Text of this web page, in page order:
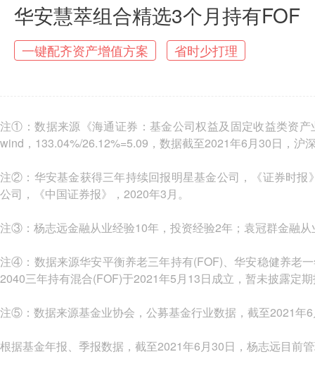
华安慧萃组合精选3个月持有FOF
一键配齐资产增值方案 省时少打理
注①：数据来源《海通证券：基金公司权益及固定收益类资
wind，133.04%/26.12%=5.09，数据截至2021年6月30日，沪
注②：华安基金获得三年持续回报明星基金公司，《证券时
公司，《中国证券报》，2020年3月。
注③：杨志远金融从业经验10年，投资经验2年；袁冠群金融
注④：数据来源华安平衡养老三年持有(FOF)、华安稳健养老
2040三年持有混合(FOF)于2021年5月13日成立，暂未披露定
注⑤：数据来源基金业协会，公募基金行业数据，截至2021年
根据基金年报、季报数据，截至2021年6月30日，杨志远目前